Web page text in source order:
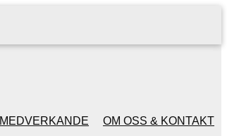
MEDVERKANDE OM OSS & KONTAKT